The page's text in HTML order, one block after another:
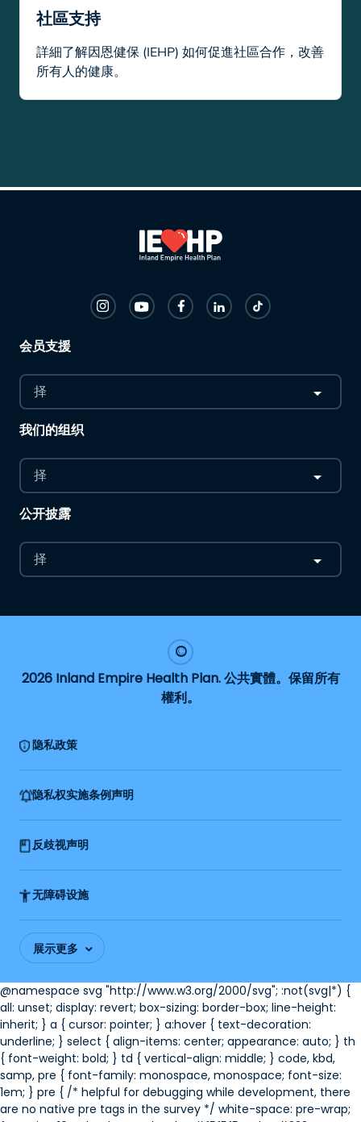
社區支持
詳細了解因恩健保 (IEHP) 如何促進社區合作，改善
所有人的健康。
会员支援
择
我们的组织
择
公开披露
择
2026 Inland Empire Health Plan. 公共實體。保留所有
權利。
隐私政策
隐私权实施条例声明
反歧视声明
无障碍设施
展示更多